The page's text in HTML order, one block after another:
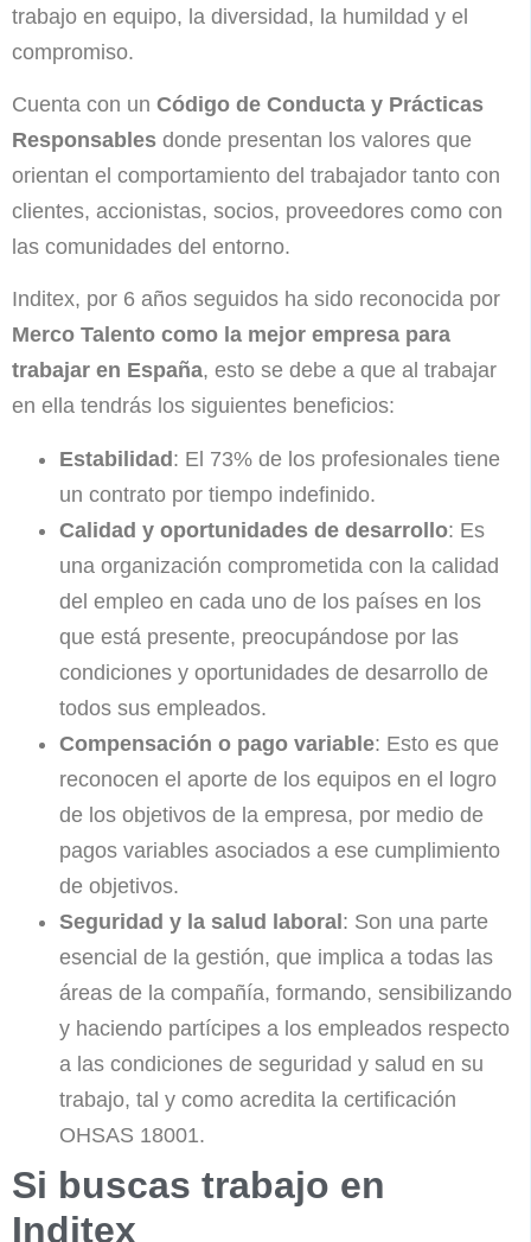
trabajo en equipo, la diversidad, la humildad y el
compromiso.
Cuenta con un Código de Conducta y Prácticas
Responsables donde presentan los valores que
orientan el comportamiento del trabajador tanto con
clientes, accionistas, socios, proveedores como con
las comunidades del entorno.
Inditex, por 6 años seguidos ha sido reconocida por
Merco Talento como la mejor empresa para
trabajar en España, esto se debe a que al trabajar
en ella tendrás los siguientes beneficios:
Estabilidad: El 73% de los profesionales tiene
un contrato por tiempo indefinido.
Calidad y oportunidades de desarrollo: Es
una organización comprometida con la calidad
del empleo en cada uno de los países en los
que está presente, preocupándose por las
condiciones y oportunidades de desarrollo de
todos sus empleados.
Compensación o pago variable: Esto es que
reconocen el aporte de los equipos en el logro
de los objetivos de la empresa, por medio de
pagos variables asociados a ese cumplimiento
de objetivos.
Seguridad y la salud laboral: Son una parte
esencial de la gestión, que implica a todas las
áreas de la compañía, formando, sensibilizando
y haciendo partícipes a los empleados respecto
a las condiciones de seguridad y salud en su
trabajo, tal y como acredita la certificación
OHSAS 18001.
Si buscas trabajo en
Inditex